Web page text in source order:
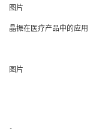
图片
晶振在医疗产品中的应用
图片